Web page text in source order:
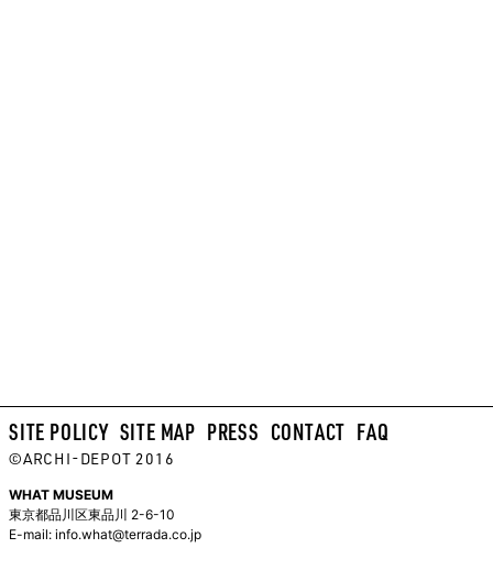
SITE POLICY SITE MAP PRESS CONTACT FAQ
©ARCHI-DEPOT 2016
WHAT MUSEUM
東京都品川区東品川 2-6-10
E-mail:info.what@terrada.co.jp